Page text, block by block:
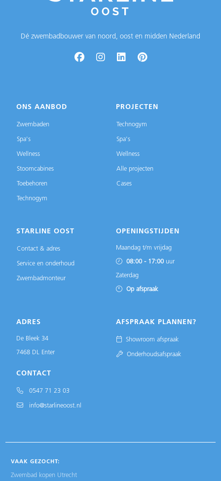
Dé zwembadbouwer van noord, oost en midden Nederland
ONS AANBOD
Zwembaden
Spa's
Wellness
Stoomcabines
Toebehoren
Technogym
PROJECTEN
Technogym
Spa's
Wellness
Alle projecten
Cases
STARLINE OOST
Contact & adres
Service en onderhoud
Zwembadmonteur
OPENINGSTIJDEN
Maandag t/m vrijdag
08:00 - 17:00uur
Zaterdag
Op afspraak
ADRES
De Bleek 34
7468 DL Enter
CONTACT
0547 71 23 03
info@starlineoost.nl
AFSPRAAK PLANNEN?
Showroom afspraak
Onderhoudsafspraak
VAAK GEZOCHT:
Zwembad kopen Utrecht